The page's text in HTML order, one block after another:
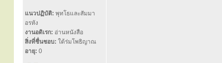
แนวปฏิบัติ: พุทโธและสัมมา
อรหัง
งานอดิเรก: อ่านหนังสือ
สิ่งที่ชื่นชอบ: ใต้ร่มโพธิญาณ
อายุ: 0